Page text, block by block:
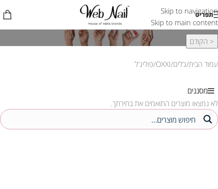
Skip to navigation
Skip to main content
תפריט פוליג'ל
< הקודם
עמוד הבית ג’לים OXXI פוליג'ל
מסננים
לא נמצאו מוצרים התואמים את בחירתך.